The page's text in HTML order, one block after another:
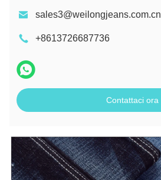
sales3@weilongjeans.com.cn
+8613726687736
Contattaci ora